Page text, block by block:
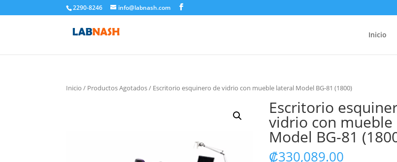
2290-8246 info@labnash.com
Inicio
Inicio / Productos Agotados/ Escritorio esquinero de vidrio con mueble lateral Model BG-81 (1800)
Escritorio
vidrio con mueble
Model BG-81
₡330,089.00